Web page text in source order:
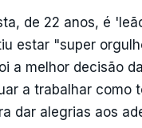
de 22 anos, é
estar "super
a melhor decisão
a trabalhar como
dar alegrias aos